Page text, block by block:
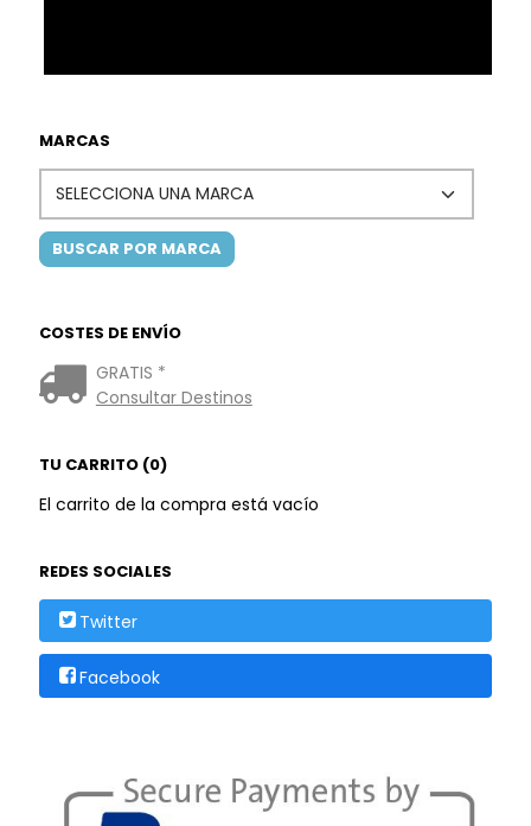
MARCAS
COSTES DE ENVÍO
GRATIS *
Consultar Destinos
TU CARRITO (0)
El carrito de la compra está vacío
REDES SOCIALES
Twitter
Facebook